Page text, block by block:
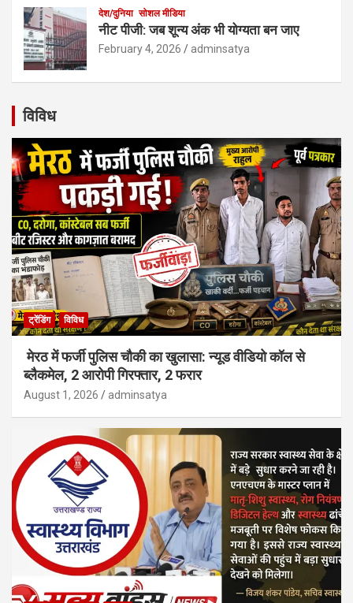
देश/दुनिया सोशल मीडिया
नीट पीजी: जब शून्य अंक भी योग्यता बन जाए
February 4, 2026 adminsatya
विविध
ट्रेंडिंग विविध
मेरठ में फर्जी पुलिस चौकी का खुलासा: न्यूड वीडियो कॉल से
ब्लैकमेल, 2 आरोपी गिरफ्तार, 2 फरार
August 1, 2026 adminsatya